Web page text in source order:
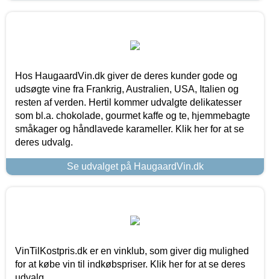
Hos HaugaardVin.dk giver de deres kunder gode og
udsøgte vine fra Frankrig, Australien, USA, Italien og
resten af verden. Hertil kommer udvalgte delikatesser
som bl.a. chokolade, gourmet kaffe og te, hjemmebagte
småkager og håndlavede karameller. Klik her for at se
deres udvalg.
Se udvalget på HaugaardVin.dk
VinTilKostpris.dk er en vinklub, som giver dig mulighed
for at købe vin til indkøbspriser. Klik her for at se deres